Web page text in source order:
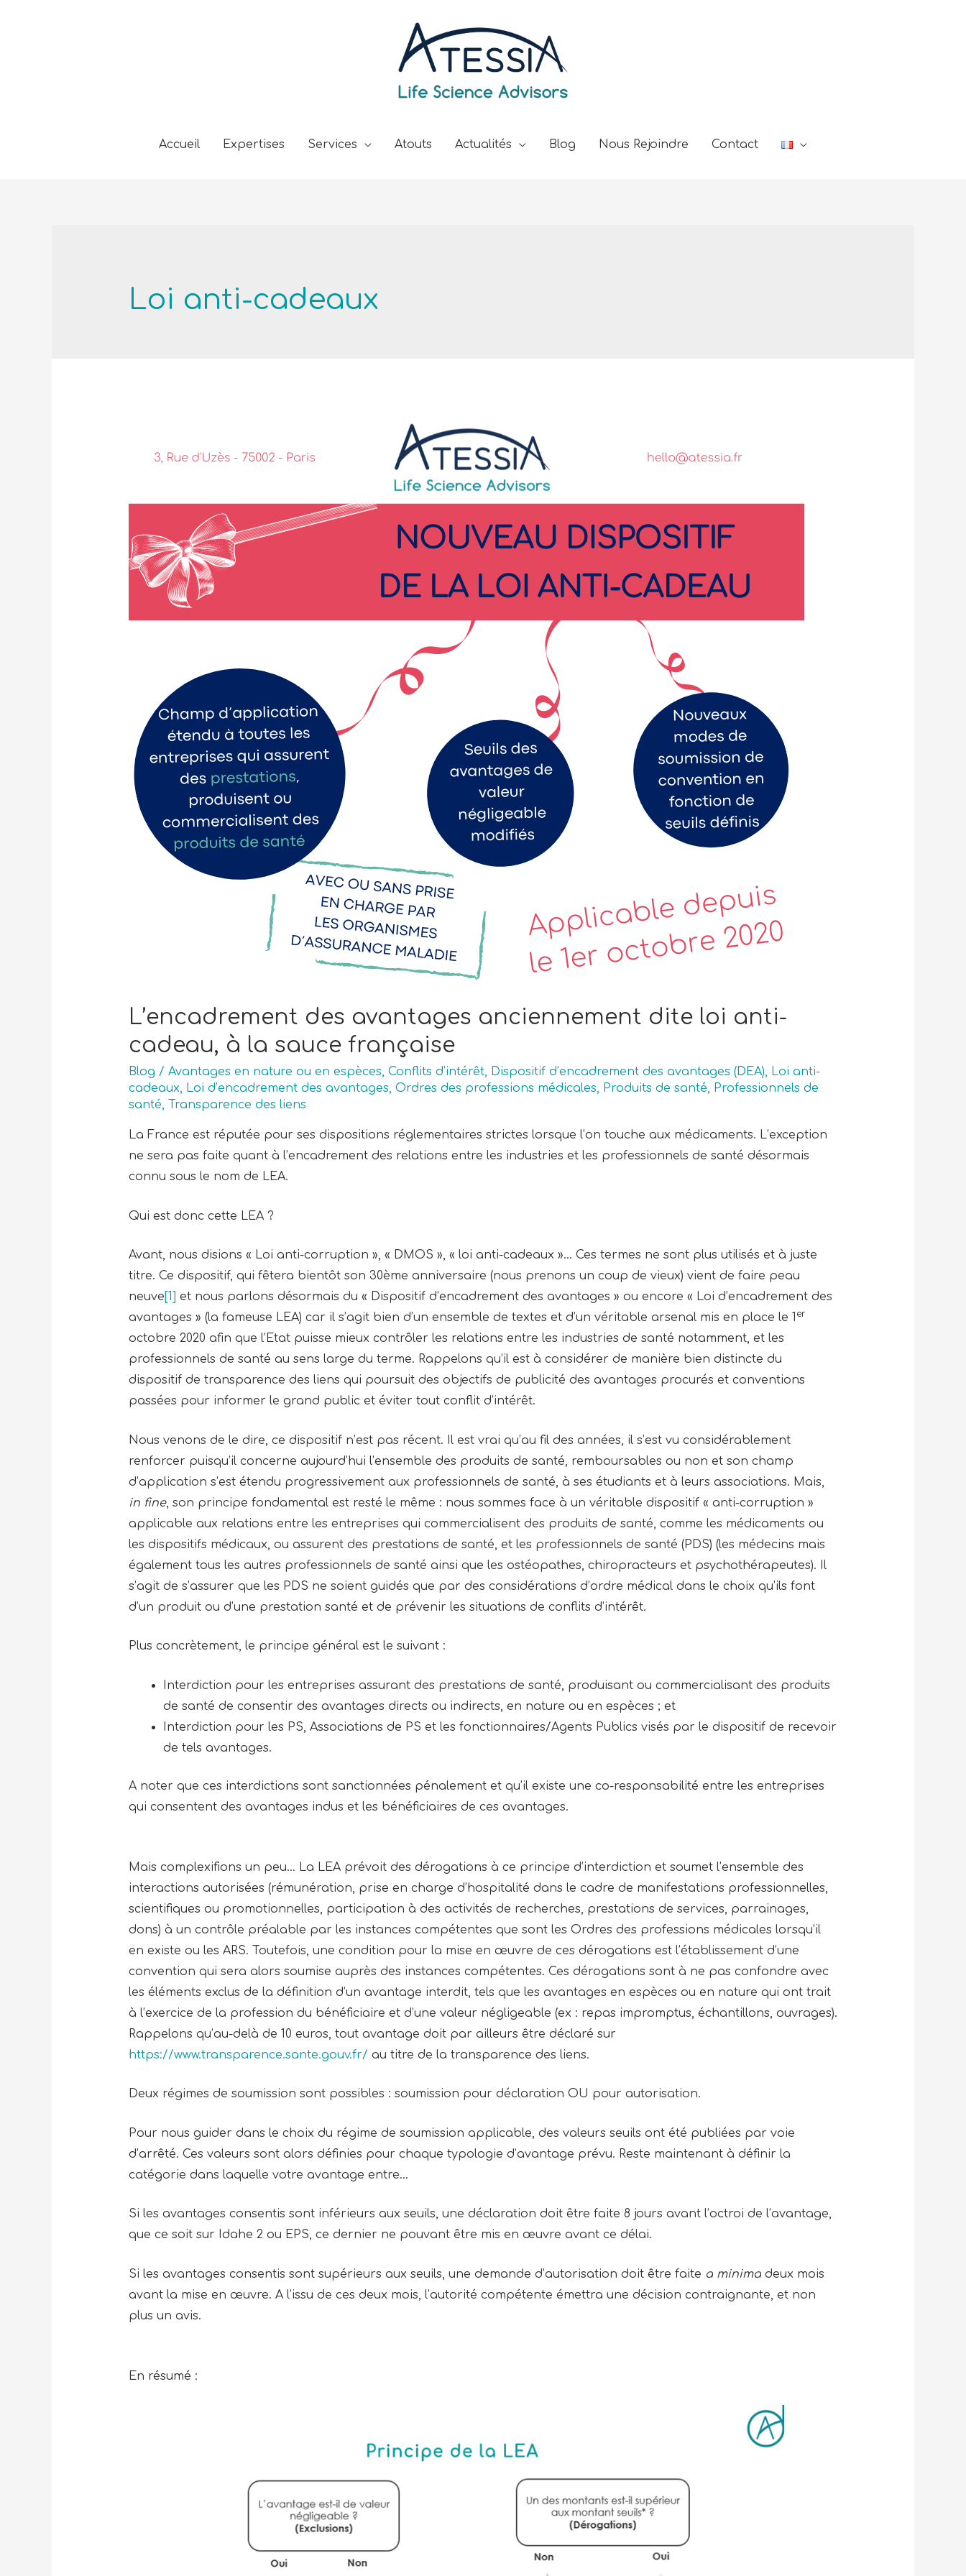
Accueil Expertises Services Atouts Actualités Blog Nous Rejoindre Contact
Loi anti-cadeaux
L’encadrement des avantages anciennement dite loi anti-
cadeau, à la sauce française
Blog / Avantages en nature ou en espèces, Conflits d’intérêt, Dispositif d’encadrement des avantages (DEA), Loi anti-
cadeaux, Loi d’encadrement des avantages, Ordres des professions médicales, Produits de santé, Professionnels de
santé, Transparence des liens
La France est réputée pour ses dispositions réglementaires strictes lorsque l’on touche aux médicaments. L’exception
ne sera pas faite quant à l’encadrement des relations entre les industries et les professionnels de santé désormais
connu sous le nom de LEA.
Qui est donc cette LEA ?
Avant, nous disions « Loi anti-corruption », « DMOS », « loi anti-cadeaux »… Ces termes ne sont plus utilisés et à juste
titre. Ce dispositif, qui fêtera bientôt son 30ème anniversaire (nous prenons un coup de vieux) vient de faire peau
neuve[1] et nous parlons désormais du « Dispositif d’encadrement des avantages » ou encore « Loi d’encadrement des
avantages » (la fameuse LEA) car il s’agit bien d’un ensemble de textes et d’un véritable arsenal mis en place le 1 er
octobre 2020 afin que l’Etat puisse mieux contrôler les relations entre les industries de santé notamment, et les
professionnels de santé au sens large du terme. Rappelons qu’il est à considérer de manière bien distincte du
dispositif de transparence des liens qui poursuit des objectifs de publicité des avantages procurés et conventions
passées pour informer le grand public et éviter tout conflit d’intérêt.
Nous venons de le dire, ce dispositif n’est pas récent. Il est vrai qu’au fil des années, il s’est vu considérablement
renforcer puisqu’il concerne aujourd’hui l’ensemble des produits de santé, remboursables ou non et son champ
d’application s’est étendu progressivement aux professionnels de santé, à ses étudiants et à leurs associations. Mais,
in fine, son principe fondamental est resté le même : nous sommes face à un véritable dispositif « anti-corruption »
applicable aux relations entre les entreprises qui commercialisent des produits de santé, comme les médicaments ou
les dispositifs médicaux, ou assurent des prestations de santé, et les professionnels de santé (PDS) (les médecins mais
également tous les autres professionnels de santé ainsi que les ostéopathes, chiropracteurs et psychothérapeutes). Il
s’agit de s’assurer que les PDS ne soient guidés que par des considérations d’ordre médical dans le choix qu’ils font
d’un produit ou d’une prestation santé et de prévenir les situations de conflits d’intérêt.
Plus concrètement, le principe général est le suivant :
Interdiction pour les entreprises assurant des prestations de santé, produisant ou commercialisant des produits
de santé de consentir des avantages directs ou indirects, en nature ou en espèces ; et
Interdiction pour les PS, Associations de PS et les fonctionnaires/Agents Publics visés par le dispositif de recevoir
de tels avantages.
A noter que ces interdictions sont sanctionnées pénalement et qu’il existe une co-responsabilité entre les entreprises
qui consentent des avantages indus et les bénéficiaires de ces avantages.
Mais complexifions un peu… La LEA prévoit des dérogations à ce principe d’interdiction et soumet l’ensemble des
interactions autorisées (rémunération, prise en charge d’hospitalité dans le cadre de manifestations professionnelles,
scientifiques ou promotionnelles, participation à des activités de recherches, prestations de services, parrainages,
dons) à un contrôle préalable par les instances compétentes que sont les Ordres des professions médicales lorsqu’il
en existe ou les ARS. Toutefois, une condition pour la mise en œuvre de ces dérogations est l’établissement d’une
convention qui sera alors soumise auprès des instances compétentes. Ces dérogations sont à ne pas confondre avec
les éléments exclus de la définition d’un avantage interdit, tels que les avantages en espèces ou en nature qui ont trait
à l’exercice de la profession du bénéficiaire et d’une valeur négligeable (ex : repas impromptus, échantillons, ouvrages).
Rappelons qu’au-delà de 10 euros, tout avantage doit par ailleurs être déclaré sur
https://www.transparence.sante.gouv.fr/ au titre de la transparence des liens.
Deux régimes de soumission sont possibles : soumission pour déclaration OU pour autorisation.
Pour nous guider dans le choix du régime de soumission applicable, des valeurs seuils ont été publiées par voie
d’arrêté. Ces valeurs sont alors définies pour chaque typologie d’avantage prévu. Reste maintenant à définir la
catégorie dans laquelle votre avantage entre…
Si les avantages consentis sont inférieurs aux seuils, une déclaration doit être faite 8 jours avant l’octroi de l’avantage,
que ce soit sur Idahe 2 ou EPS, ce dernier ne pouvant être mis en œuvre avant ce délai.
Si les avantages consentis sont supérieurs aux seuils, une demande d’autorisation doit être faite a minimadeux mois
avant la mise en œuvre. A l’issu de ces deux mois, l’autorité compétente émettra une décision contraignante, et non
plus un avis.
En résumé :